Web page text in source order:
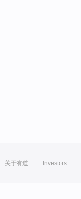
关于有道 Investors